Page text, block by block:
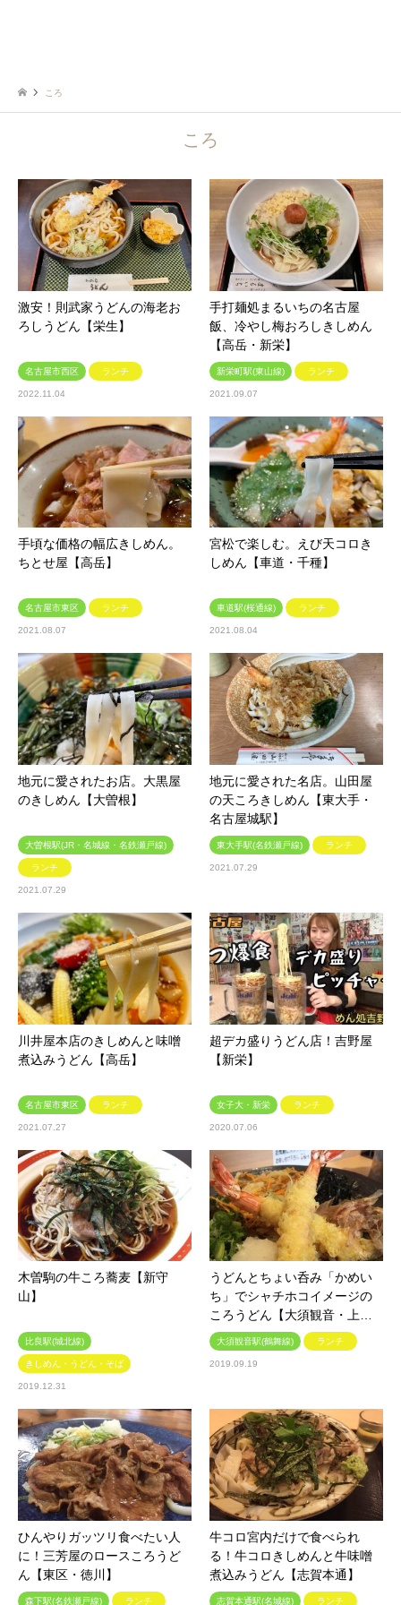
ころ
ころ
激安！則武家うどんの海老お
ろしうどん【栄生】
名古屋市西区 ランチ
2022.11.04
手打麺処まるいちの名古屋
飯、冷やし梅おろしきしめん
【高岳・新栄】
新栄町駅(東山線) ランチ
2021.09.07
手頃な価格の幅広きしめん。
ちとせ屋【高岳】
名古屋市東区 ランチ
2021.08.07
宮松で楽しむ。えび天コロき
しめん【車道・千種】
車道駅(桜通線) ランチ
2021.08.04
地元に愛されたお店。大黒屋
のきしめん【大曽根】
大曽根駅(JR・名城線・名鉄瀬戸線)
ランチ
2021.07.29
地元に愛された名店。山田屋
の天ころきしめん【東大手・
名古屋城駅】
東大手駅(名鉄瀬戸線) ランチ
2021.07.29
川井屋本店のきしめんと味噌
煮込みうどん【高岳】
名古屋市東区 ランチ
2021.07.27
超デカ盛りうどん店！吉野屋
【新栄】
女子大・新栄 ランチ
2020.07.06
木曽駒の牛ころ蕎麦【新守
山】
比良駅(城北線)
きしめん・うどん・そば
2019.12.31
うどんとちょい呑み「かめい
ち」でシャチホコイメージの
ころうどん【大須観音・上…
大須観音駅(鶴舞線) ランチ
2019.09.19
ひんやりガッツリ食べたい人
に！三芳屋のロースころうど
ん【東区・徳川】
森下駅(名鉄瀬戸線) ランチ
牛コロ宮内だけで食べられ
る！牛コロきしめんと牛味噌
煮込みうどん【志賀本通】
志賀本通駅(名城線) ランチ